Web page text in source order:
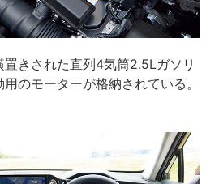
きされた直列4気筒2.5Lガソリ
のモーターが格納されている。